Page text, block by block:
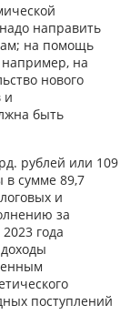
направить
на помощь
например, на
нового
и
быть
рублей или 109
в сумме 89,7
и
за
года
поступлений